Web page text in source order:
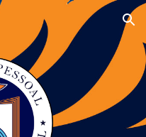
Skip to navigation